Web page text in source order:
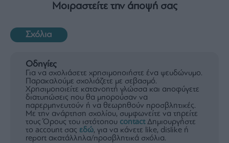
Μοιραστείτε την άποψή σας
Σχόλια
Οδηγίες
Για να σχολιάσετε χρησιμοποιήστε ένα ψευδώνυμο.
Παρακαλούμε σχολιάζετε με σεβασμό.
Χρησιμοποιείτε κατανοητή γλώσσα και αποφύγετε
διατυπώσεις που θα μπορούσαν να
παρερμηνευτούν ή να θεωρηθούν προσβλητικές.
Με την ανάρτηση σχολίου, συμφωνείτε να τηρείτε
τους Όρους του ιστότοπου contactΔημιουργήστε
το account σας εδώ, για να κάνετε like, dislike ή
report ακατάλληλα/προσβλητικά σχόλια.